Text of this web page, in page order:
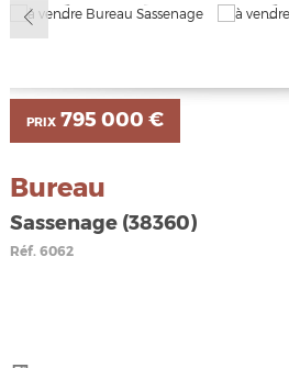
PRIX795 000 €
Bureau
Sassenage (38360)
Réf.6062